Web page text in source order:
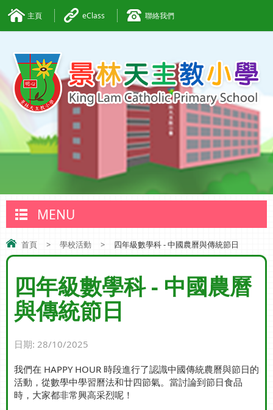
主頁 eClass 聯絡我們
MENU
首頁 > 學校活動 > 四年級數學科 - 中國農曆與傳統節日
四年級數學科 - 中國農曆
與傳統節日
日期: 28/10/2025
我們在 HAPPY HOUR 時段進行了認識中國傳統農曆與節日的
活動，從數學中學習曆法和廿四節氣。當討論到節日食品
時，大家都非常興高采烈呢！